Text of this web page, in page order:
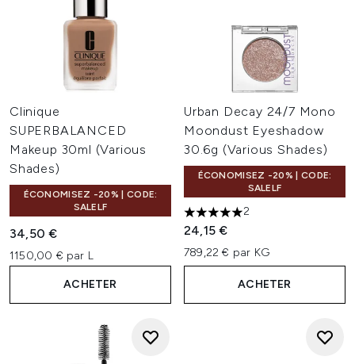
Clinique
SUPERBALANCED
Makeup 30ml (Various
Shades)
ÉCONOMISEZ -20% | CODE:
SALELF
34,50 €
1150,00 € par L
ACHETER
Urban Decay 24/7 Mono
Moondust Eyeshadow
30.6g (Various Shades)
ÉCONOMISEZ -20% | CODE:
SALELF
5 étoiles sur un maximum de
2
24,15 €
789,22 € par KG
ACHETER